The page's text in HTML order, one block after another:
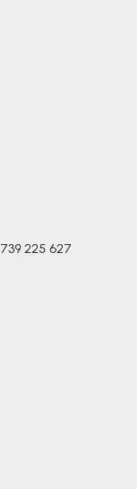
739 225 627